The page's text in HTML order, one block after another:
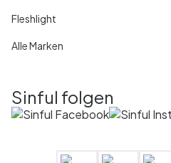
Fleshlight
Alle Marken
Sinful folgen